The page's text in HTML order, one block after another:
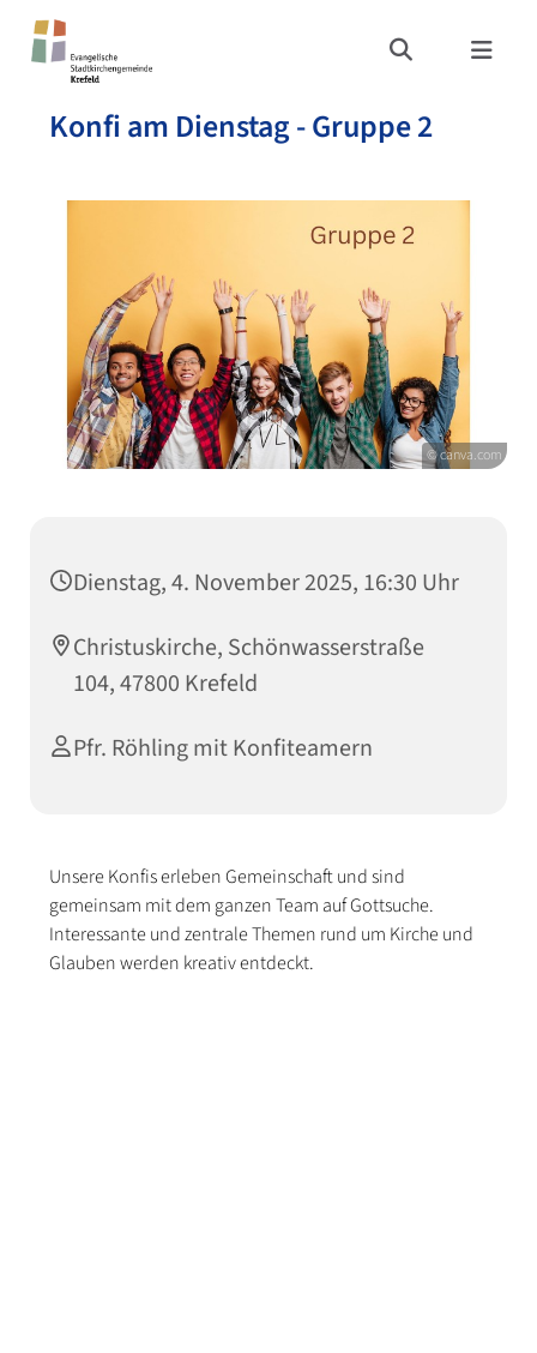
Konfi am Dienstag - Gruppe 2
© canva.com
Dienstag, 4. November 2025, 16:30 Uhr
Christuskirche, Schönwasserstraße
104, 47800 Krefeld
Pfr. Röhling mit Konfiteamern
Unsere Konfis erleben Gemeinschaft und sind
gemeinsam mit dem ganzen Team auf Gottsuche.
Interessante und zentrale Themen rund um Kirche und
Glauben werden kreativ entdeckt.